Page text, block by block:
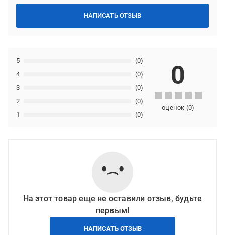
НАПИСАТЬ ОТЗЫВ
1 (0)
2 (0)
3 (0)
4 (0)
5 (0)
0
оценок (0)
На этот товар еще не оставили отзыв, будьте
первым!
НАПИСАТЬ ОТЗЫВ